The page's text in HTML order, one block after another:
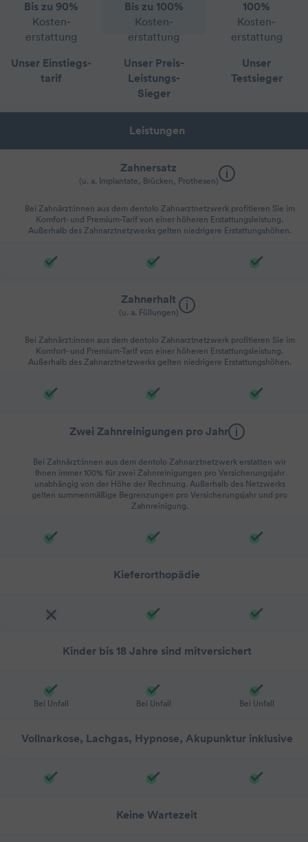
Bis zu 90%
Kosten­
erstattung
Bis zu 100%
Kosten­
erstattung
100%
Kosten­
erstattung
Unser Einstiegs­
tarif
Unser Preis-
Leistungs-
Sieger
Unser
Testsieger
Leistungen
Zahnersatz
(u. a. Implantate, Brücken, Prothesen)
Bei Zahnärzt:innen aus dem dentolo Zahnarztnetzwerk profitieren Sie im
Komfort- und Premium-Tarif von einer höheren Erstattungsleistung.
Außerhalb des Zahnarztnetzwerks gelten niedrigere Erstattungshöhen.
Zahnerhalt
(u. a. Füllungen)
Bei Zahnärzt:innen aus dem dentolo Zahnarztnetzwerk profitieren Sie im
Komfort- und Premium-Tarif von einer höheren Erstattungsleistung.
Außerhalb des Zahnarztnetzwerks gelten niedrigere Erstattungshöhen.
Zwei Zahnreinigungen pro Jahr
Bei Zahnärzt:innen aus dem dentolo Zahnarztnetzwerk erstatten wir
Ihnen immer 100% für zwei Zahnreinigungen pro Versicherungsjahr
unabhängig von der Höhe der Rechnung. Außerhalb des Netzwerks
gelten summenmäßige Begrenzungen pro Versicherungsjahr und pro
Zahnreinigung.
Kieferorthopädie
Kinder bis 18 Jahre sind mitversichert
Bei Unfall Bei Unfall Bei Unfall
Vollnarkose, Lachgas, Hypnose, Akupunktur inklusive
Keine Wartezeit